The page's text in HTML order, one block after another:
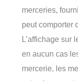
merceries,
peut comporter
L’affichage sur
en aucun cas
mercerie, les